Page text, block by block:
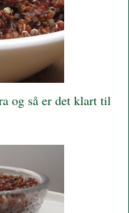
og så er det klart til